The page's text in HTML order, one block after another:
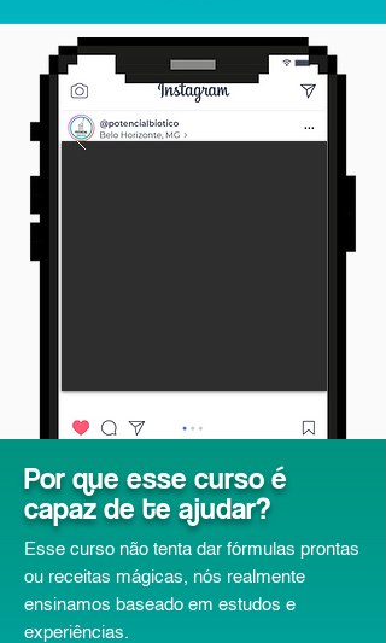
Por que esse curso é
capaz de te ajudar?
Esse curso não tenta dar fórmulas prontas
ou receitas mágicas, nós realmente
ensinamos baseado em estudos e
experiências.